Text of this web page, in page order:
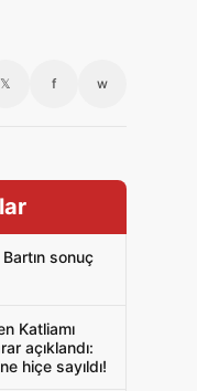
𝕏 f w
sonuç
Katliamı
açıklandı:
hiçe sayıldı!